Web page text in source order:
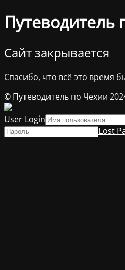
Путеводитель
Сайт закрывается
Спасибо, что всё это время
© Путеводитель по Чехии
User Login
Lost